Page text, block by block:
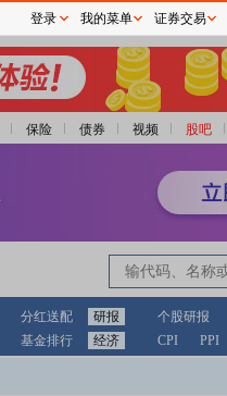
保险 债券 视频 股吧
分红送配 研报 个股研报
基金排行 经济 CPI PPI
登录 我的菜单 证券交易